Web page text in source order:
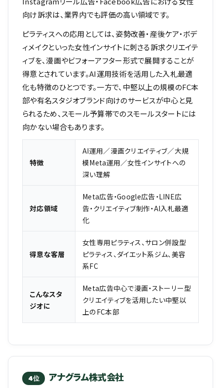
向け訴求は、業界内でも評価の高い領域です。
ピラティスへの応用としては、姿勢改善・産後ケア・ボデ
ィメイクといった女性インサイトに刺さる訴求クリエイテ
ィブを、漫画やビフォーアフター形式で展開することが
得意とされています。AI運用技術を活用した入札最適
化も特徴のひとつです。一方で、中堅以上の規模のFC本
部や有名スタジオブランド向けのサービスが中心と見
られるため、スモール予算帯でのスモールスタートには
向かない場合もあります。
特徴
AI運用／漫画クリエイティブ／大規
模Meta運用／女性インサイトへの
深い理解
対応領域
Meta広告・Google広告・LINE広
告・クリエイティブ制作・AI入札最適
化
得意な客層
女性専用ピラティス、サロン併設型
ピラティス、ダイエット系ジム、美容
系FC
こんなスタ
ジオに
Meta広告中心で漫画・ストーリー型
クリエイティブを活用したい中堅以
上のFC本部
4位 アナグラム株式会社